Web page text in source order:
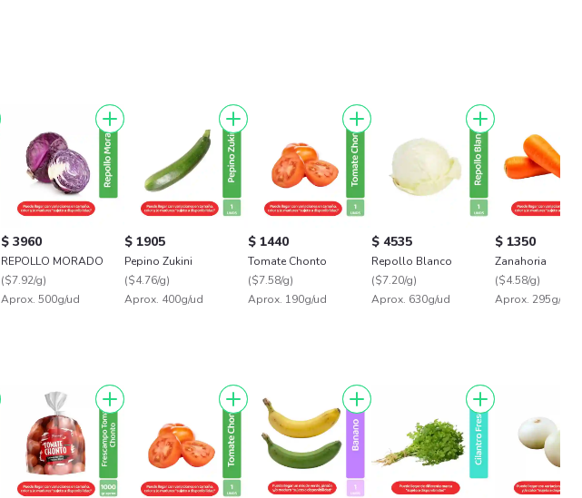
$ 3960
REPOLLO MORADO
($7.92/g)
Aprox. 500g/ud
$ 1905
Pepino Zukini
($4.76/g)
Aprox. 400g/ud
$ 1440
Tomate Chonto
($7.58/g)
Aprox. 190g/ud
$ 4535
Repollo Blanco
($7.20/g)
Aprox. 630g/ud
$ 1350
Zanahoria
($4.58/g)
Aprox. 295g/ud